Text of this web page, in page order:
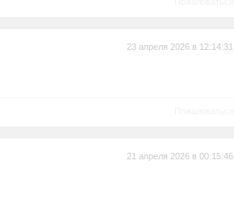
23 апреля 2026 в 12:14:31
21 апреля 2026 в 00:15:46